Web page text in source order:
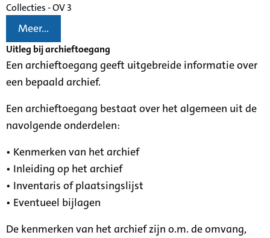
Collecties - OV 3
Meer...
Uitleg bij archieftoegang
Een archieftoegang geeft uitgebreide informatie over
een bepaald archief.
Een archieftoegang bestaat over het algemeen uit de
navolgende onderdelen:
• Kenmerken van het archief
• Inleiding op het archief
• Inventaris of plaatsingslijst
• Eventueel bijlagen
De kenmerken van het archief zijn o.m. de omvang,